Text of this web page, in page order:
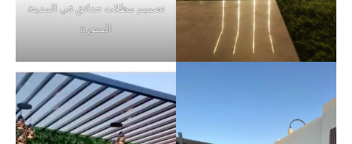
تصميم مظلات حدائق في المدينة
المنورة